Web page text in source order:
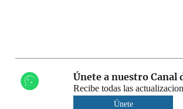
Únete a nuestro Canal
Recibe todas las
Únete